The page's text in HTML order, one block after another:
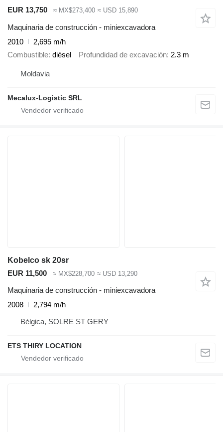
EUR 13,750
≈ MX$273,400 ≈ USD 15,890
Maquinaria de construcción - miniexcavadora
2010
2,695 m/h
Combustible diésel Profundidad de excavación 2.3 m
Moldavia
Mecalux-Logistic SRL
Kobelco sk 20sr
EUR 11,500
≈ MX$228,700 ≈ USD 13,290
Maquinaria de construcción - miniexcavadora
2008
2,794 m/h
Bélgica, SOLRE ST GERY
ETS THIRY LOCATION